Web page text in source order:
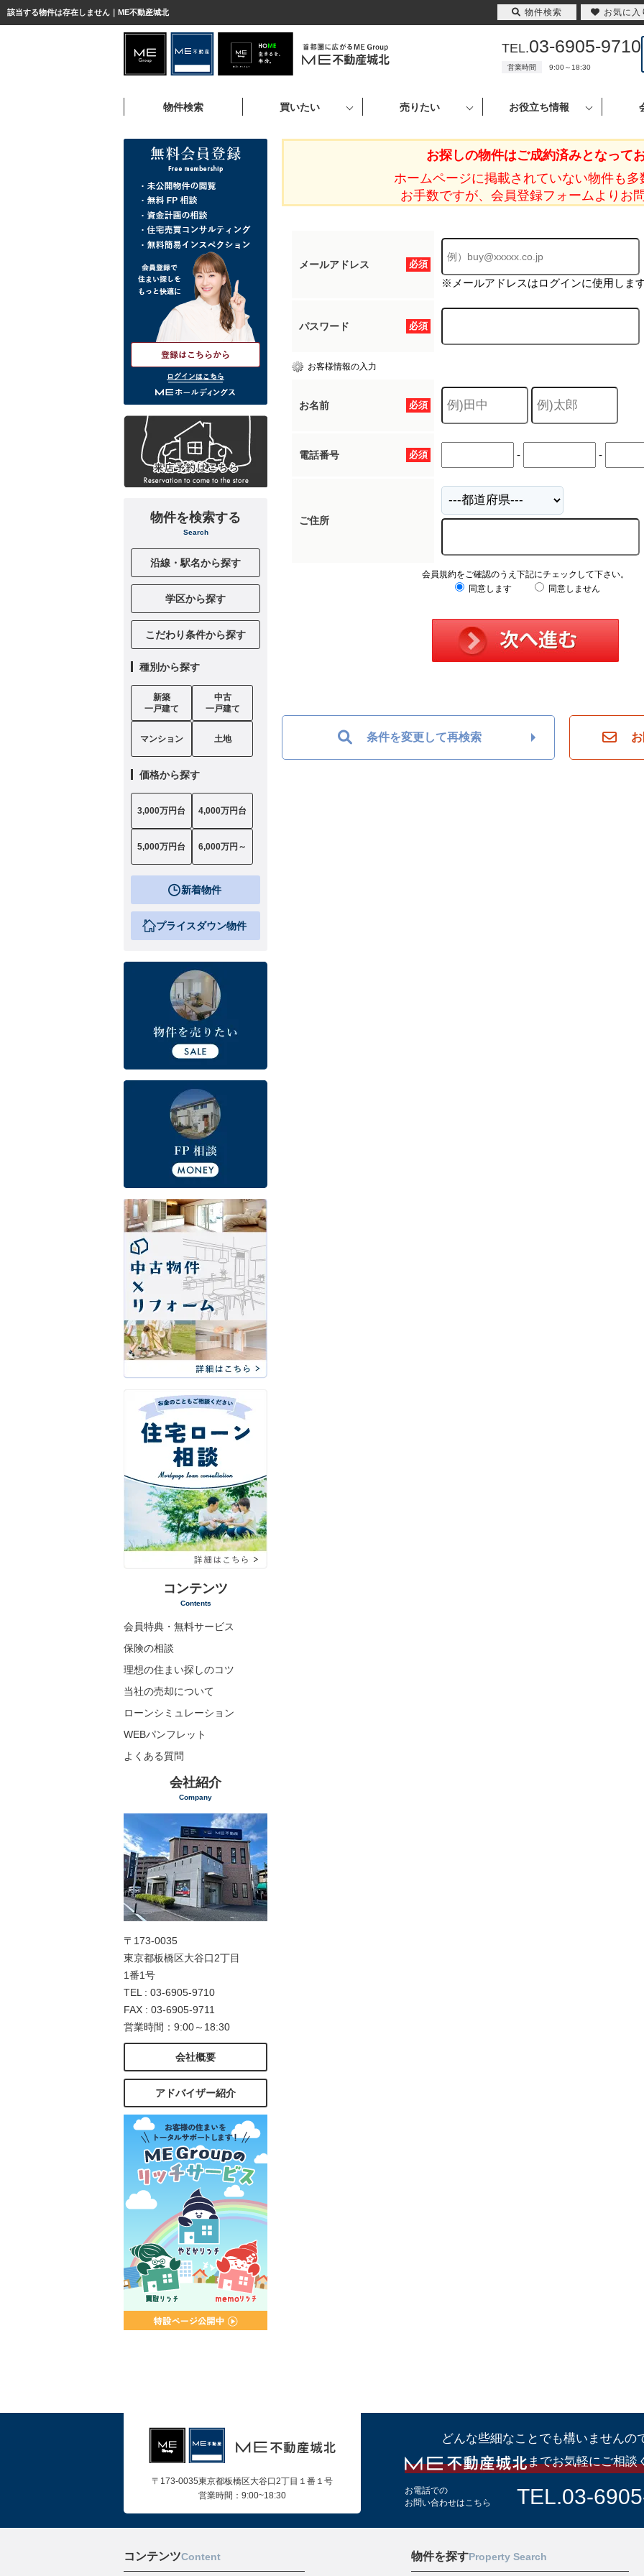
該当する物件は存在しません｜ME不動産城北
TEL.03-6905-9710
営業時間 9:00～18:30
物件検索 買いたい 売りたい お役立ち情報
お探しの物件はご成約済みとなってお
ホームページに掲載されていない物件も多
お手数ですが、会員登録フォームよりお
必須
メールアドレス
※メールアドレスはログインに使用します
必須
パスワード
お客様情報の入力
必須
お名前
必須
電話番号 - -
ご住所
会員規約をご確認のうえ下記にチェックして下さい。
同意します
同意しません
条件を変更して再検索
ログインはこちら
物件を検索する
Search
沿線・駅名から探す
学区から探す
こだわり条件から探す
種別から探す
新築
一戸建て
中古
一戸建て
マンション 土地
価格から探す
3,000万円台 4,000万円台
5,000万円台 6,000万円～
新着物件
プライスダウン物件
コンテンツ
Contents
会員特典・無料サービス
保険の相談
理想の住まい探しのコツ
当社の売却について
ローンシミュレーション
WEBパンフレット
よくある質問
会社紹介
Company
〒173-0035
東京都板橋区大谷口2丁目
1番1号
TEL : 03-6905-9710
FAX : 03-6905-9711
営業時間：9:00～18:30
会社概要
アドバイザー紹介
〒173-0035東京都板橋区大谷口2丁目１番１号
営業時間：9:00~18:30
どんな些細なことでも構いませんの
までお気軽にご相談
お電話での
お問い合わせはこちら
TEL.03-
コンテンツContent 物件を探すProperty Search
物件検索 お気に入